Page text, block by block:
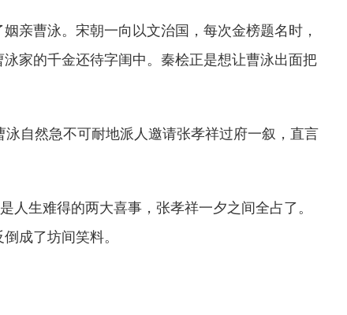
亲曹泳。宋朝一向以文治国，每次金榜题名时，
家的千金还待字闺中。秦桧正是想让曹泳出面把
自然急不可耐地派人邀请张孝祥过府一叙，直言
人生难得的两大喜事，张孝祥一夕之间全占了。
成了坊间笑料。